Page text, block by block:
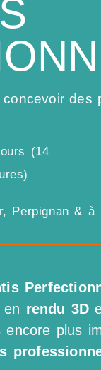
des
(14
Perpignan & à
rendu 3D
encore plus